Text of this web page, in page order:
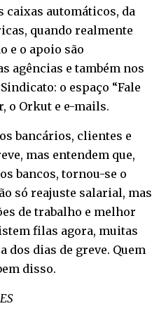
automáticos, da
quando realmente
e o apoio são
agências e também nos
o espaço “Fale
o Orkut e e-mails.
bancários, clientes e
mas entendem que,
bancos, tornou-se o
só reajuste salarial, mas
de trabalho e melhor
filas agora, muitas
dos dias de greve. Quem
disso.